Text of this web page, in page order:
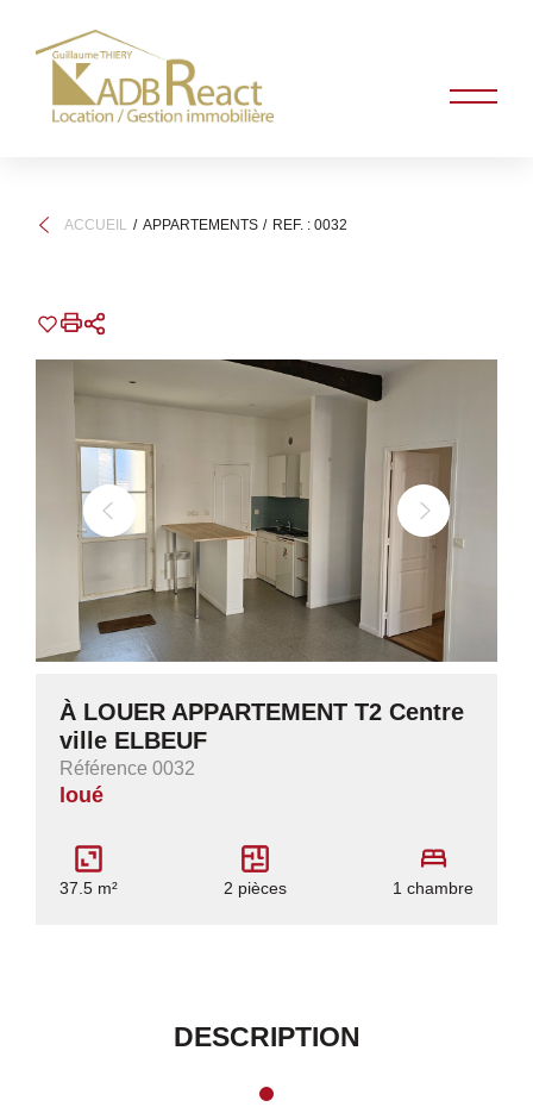
ACCUEIL APPARTEMENTS REF. : 0032
À LOUER APPARTEMENT T2 Centre
ville ELBEUF
Référence 0032
loué
37.5 m² 2 pièces 1 chambre
DESCRIPTION